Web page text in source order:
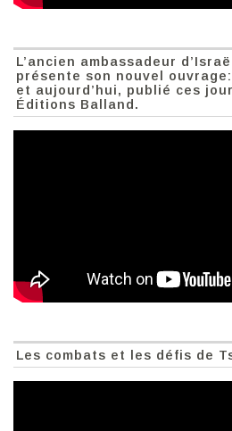
L’ancien ambassadeur
présente son nouvel
et aujourd’hui, publié ces
Éditions Balland.
Les combats et les défis de